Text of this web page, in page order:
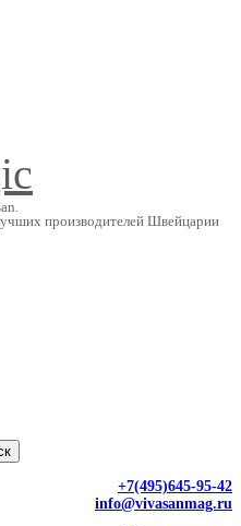
производителей Швейцарии
+7(495)645-95-42
info@vivasanmag.ru